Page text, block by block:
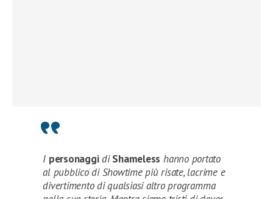
I personaggidiShameless hanno portato
al pubblico di Showtime più risate, lacrime e
divertimento di qualsiasi altro programma